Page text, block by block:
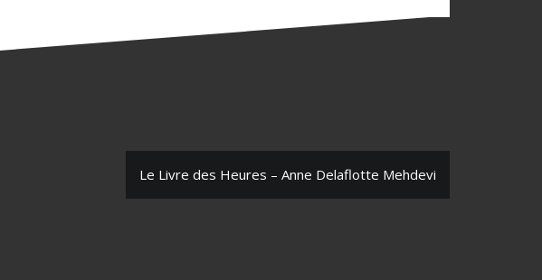
Le Livre des Heures – Anne Delaflotte Mehdevi